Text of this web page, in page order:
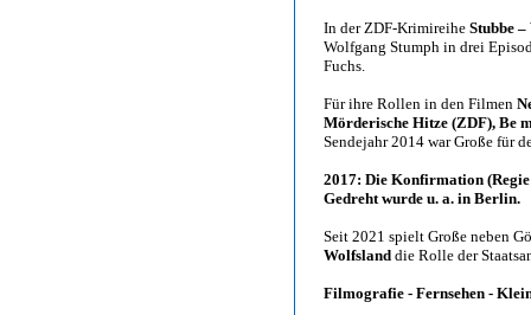
In der ZDF-Krimireihe Stubbe
Wolfgang Stumph in drei
Fuchs.
Für ihre Rollen in den Filmen
Mörderische Hitze (ZDF), Be
Sendejahr 2014 war Große für
2017: Die Konfirmation
Gedreht wurde u. a. in Berlin.
Seit 2021 spielt Große neben
Wolfsland die Rolle der
Filmografie - Fernsehen -